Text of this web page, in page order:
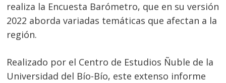
realiza la Encuesta Barómetro, que en su versión
2022 aborda variadas temáticas que afectan a la
región.
Realizado por el Centro de Estudios Ñuble de la
Universidad del Bío-Bío, este extenso informe